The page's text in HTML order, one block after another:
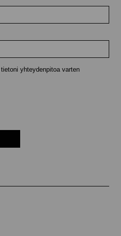
yhteydenpitoa varten